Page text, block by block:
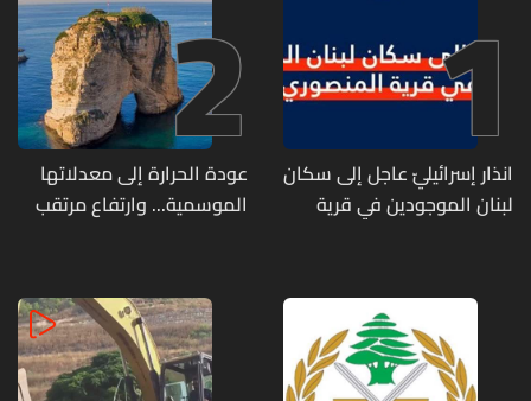
1
انذار إسرائيليّ عاجل إلى سكان
لبنان الموجودين في قرية
2
عودة الحرارة إلى معدلاتها
الموسمية... وارتفاع مرتقب